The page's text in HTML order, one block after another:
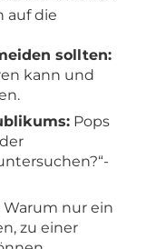
auf die
sollten:
kann und
Pops
Warum nur ein
zu einer